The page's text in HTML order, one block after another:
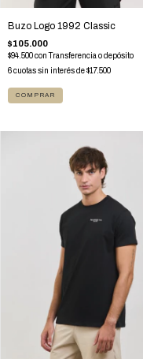
Buzo Logo 1992 Classic
$105.000
$94.500con Transferencia o depósito
6cuotas sin interés de$17.500
COMPRAR